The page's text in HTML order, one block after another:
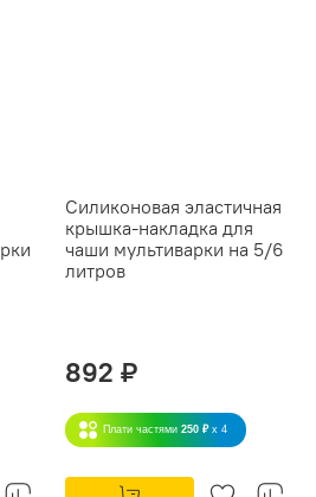
Силиконовая эластичная
крышка-накладка для
чаши мультиварки на 5/6
литров
892 ₽
Плати частями 250 ₽ x 4